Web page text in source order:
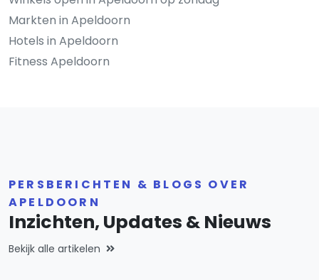
Markten in Apeldoorn
Hotels in Apeldoorn
Fitness Apeldoorn
PERSBERICHTEN & BLOGS OVER
APELDOORN
Inzichten, Updates & Nieuws
Bekijk alle artikelen